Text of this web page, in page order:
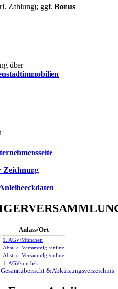
Zahlung); ggf. Bonus
über
Zeichnung
Anlass/Ort
1. AGV/München
Abst. o. Versammlg./online
Abst. o. Versammlg./online
1. AGV/n.n.bek.
Gesamtübersicht & Abkürzungsverzeichnis